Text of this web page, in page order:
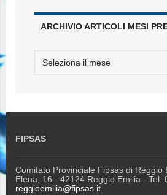
ARCHIVIO ARTICOLI MESI
FIPSAS
Comitato Provinciale Fipsas di Reggio
Elena, 16 - 42124 Reggio Emilia - Tel.
reggioemilia@fipsas.it